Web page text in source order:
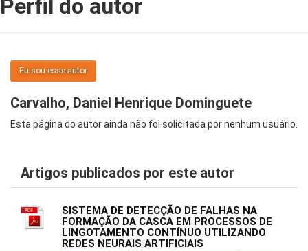
Perfil do autor
Eu sou esse autor
Carvalho, Daniel Henrique Dominguete
Esta página do autor ainda não foi solicitada por nenhum usuário.
Artigos publicados por este autor
SISTEMA DE DETECÇÃO DE FALHAS NA
FORMAÇÃO DA CASCA EM PROCESSOS DE
LINGOTAMENTO CONTÍNUO UTILIZANDO
REDES NEURAIS ARTIFICIAIS